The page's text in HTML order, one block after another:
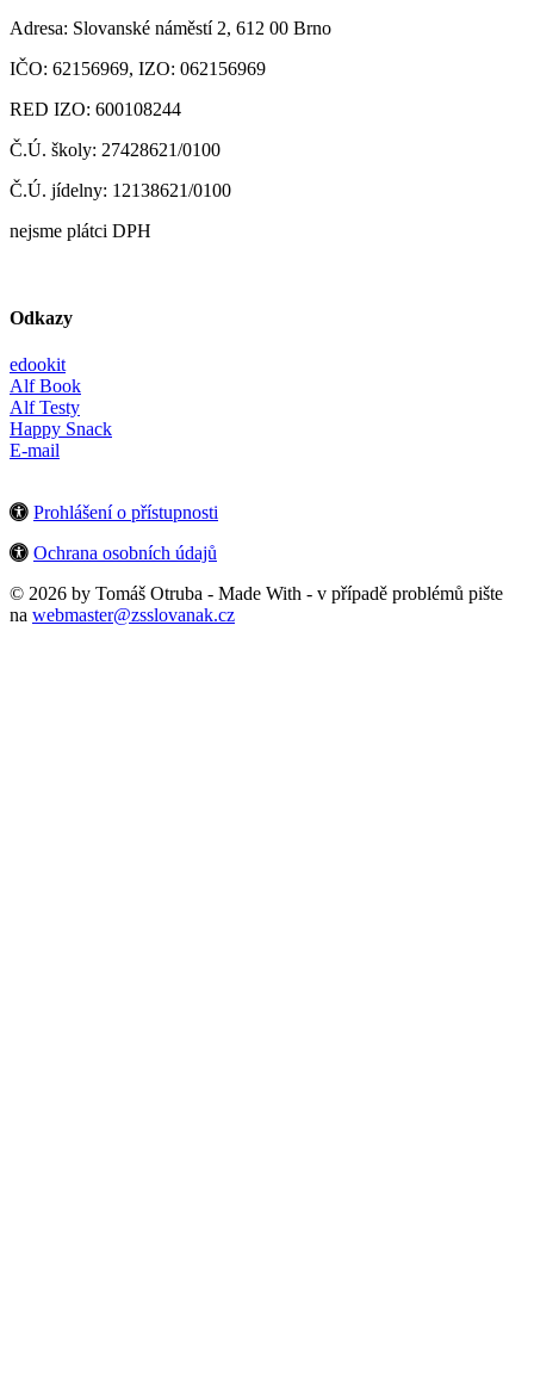
Adresa: Slovanské náměstí 2, 612 00 Brno
IČO: 62156969, IZO: 062156969
RED IZO: 600108244
Č.Ú. školy: 27428621/0100
Č.Ú. jídelny: 12138621/0100
nejsme plátci DPH
Odkazy
edookit
Alf Book
Alf Testy
Happy Snack
E-mail
Prohlášení o přístupnosti
Ochrana osobních údajů
© 2026 by Tomáš Otruba - Made With - v případě problémů pište
na webmaster@zsslovanak.cz